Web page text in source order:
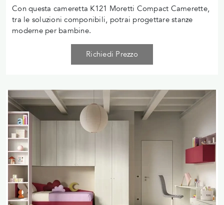
Con questa cameretta K121 Moretti Compact Camerette,
tra le soluzioni componibili, potrai progettare stanze
moderne per bambine.
Richiedi Prezzo